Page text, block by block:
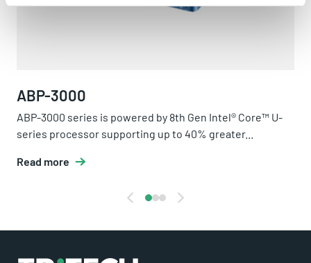
ABP-3000
ABP-3000 series is powered by 8th Gen Intel® Core™ U-
series processor supporting up to 40% greater...
Read more